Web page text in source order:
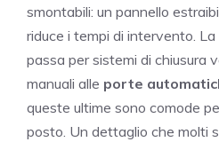
smontabili: un pannello
riduce i tempi di intervento.
passa per sistemi di chiusura
manuali alle porte
queste ultime sono comode
posto. Un dettaglio che molti